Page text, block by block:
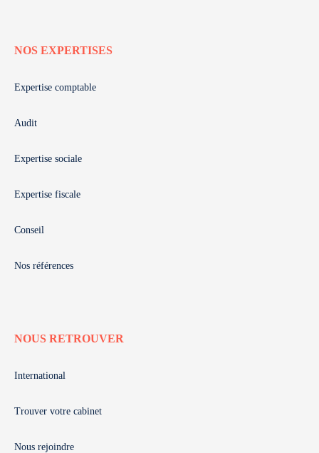
NOS EXPERTISES
Expertise comptable
Audit
Expertise sociale
Expertise fiscale
Conseil
Nos références
NOUS RETROUVER
International
Trouver votre cabinet
Nous rejoindre